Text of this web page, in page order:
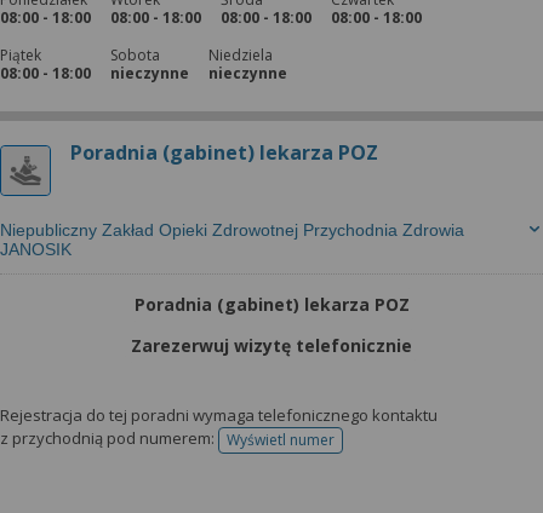
08:00 - 18:00
08:00 - 18:00
08:00 - 18:00
08:00 - 18:00
Piątek
08:00 - 18:00
Sobota
nieczynne
Niedziela
nieczynne
Poradnia (gabinet) lekarza POZ
Niepubliczny Zakład Opieki Zdrowotnej Przychodnia Zdrowia
JANOSIK
Poradnia (gabinet) lekarza POZ
Zarezerwuj wizytę telefonicznie
Rejestracja do tej poradni wymaga telefonicznego kontaktu
z przychodnią pod numerem:
Wyświetl numertelefonu do rejestracji